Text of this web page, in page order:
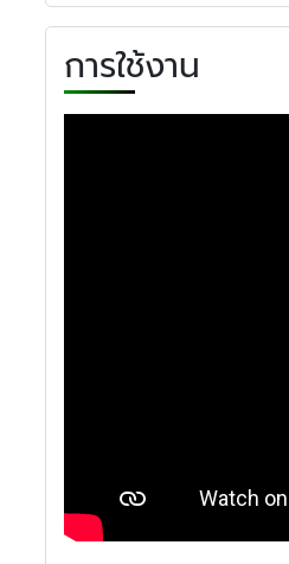
การใช้งาน